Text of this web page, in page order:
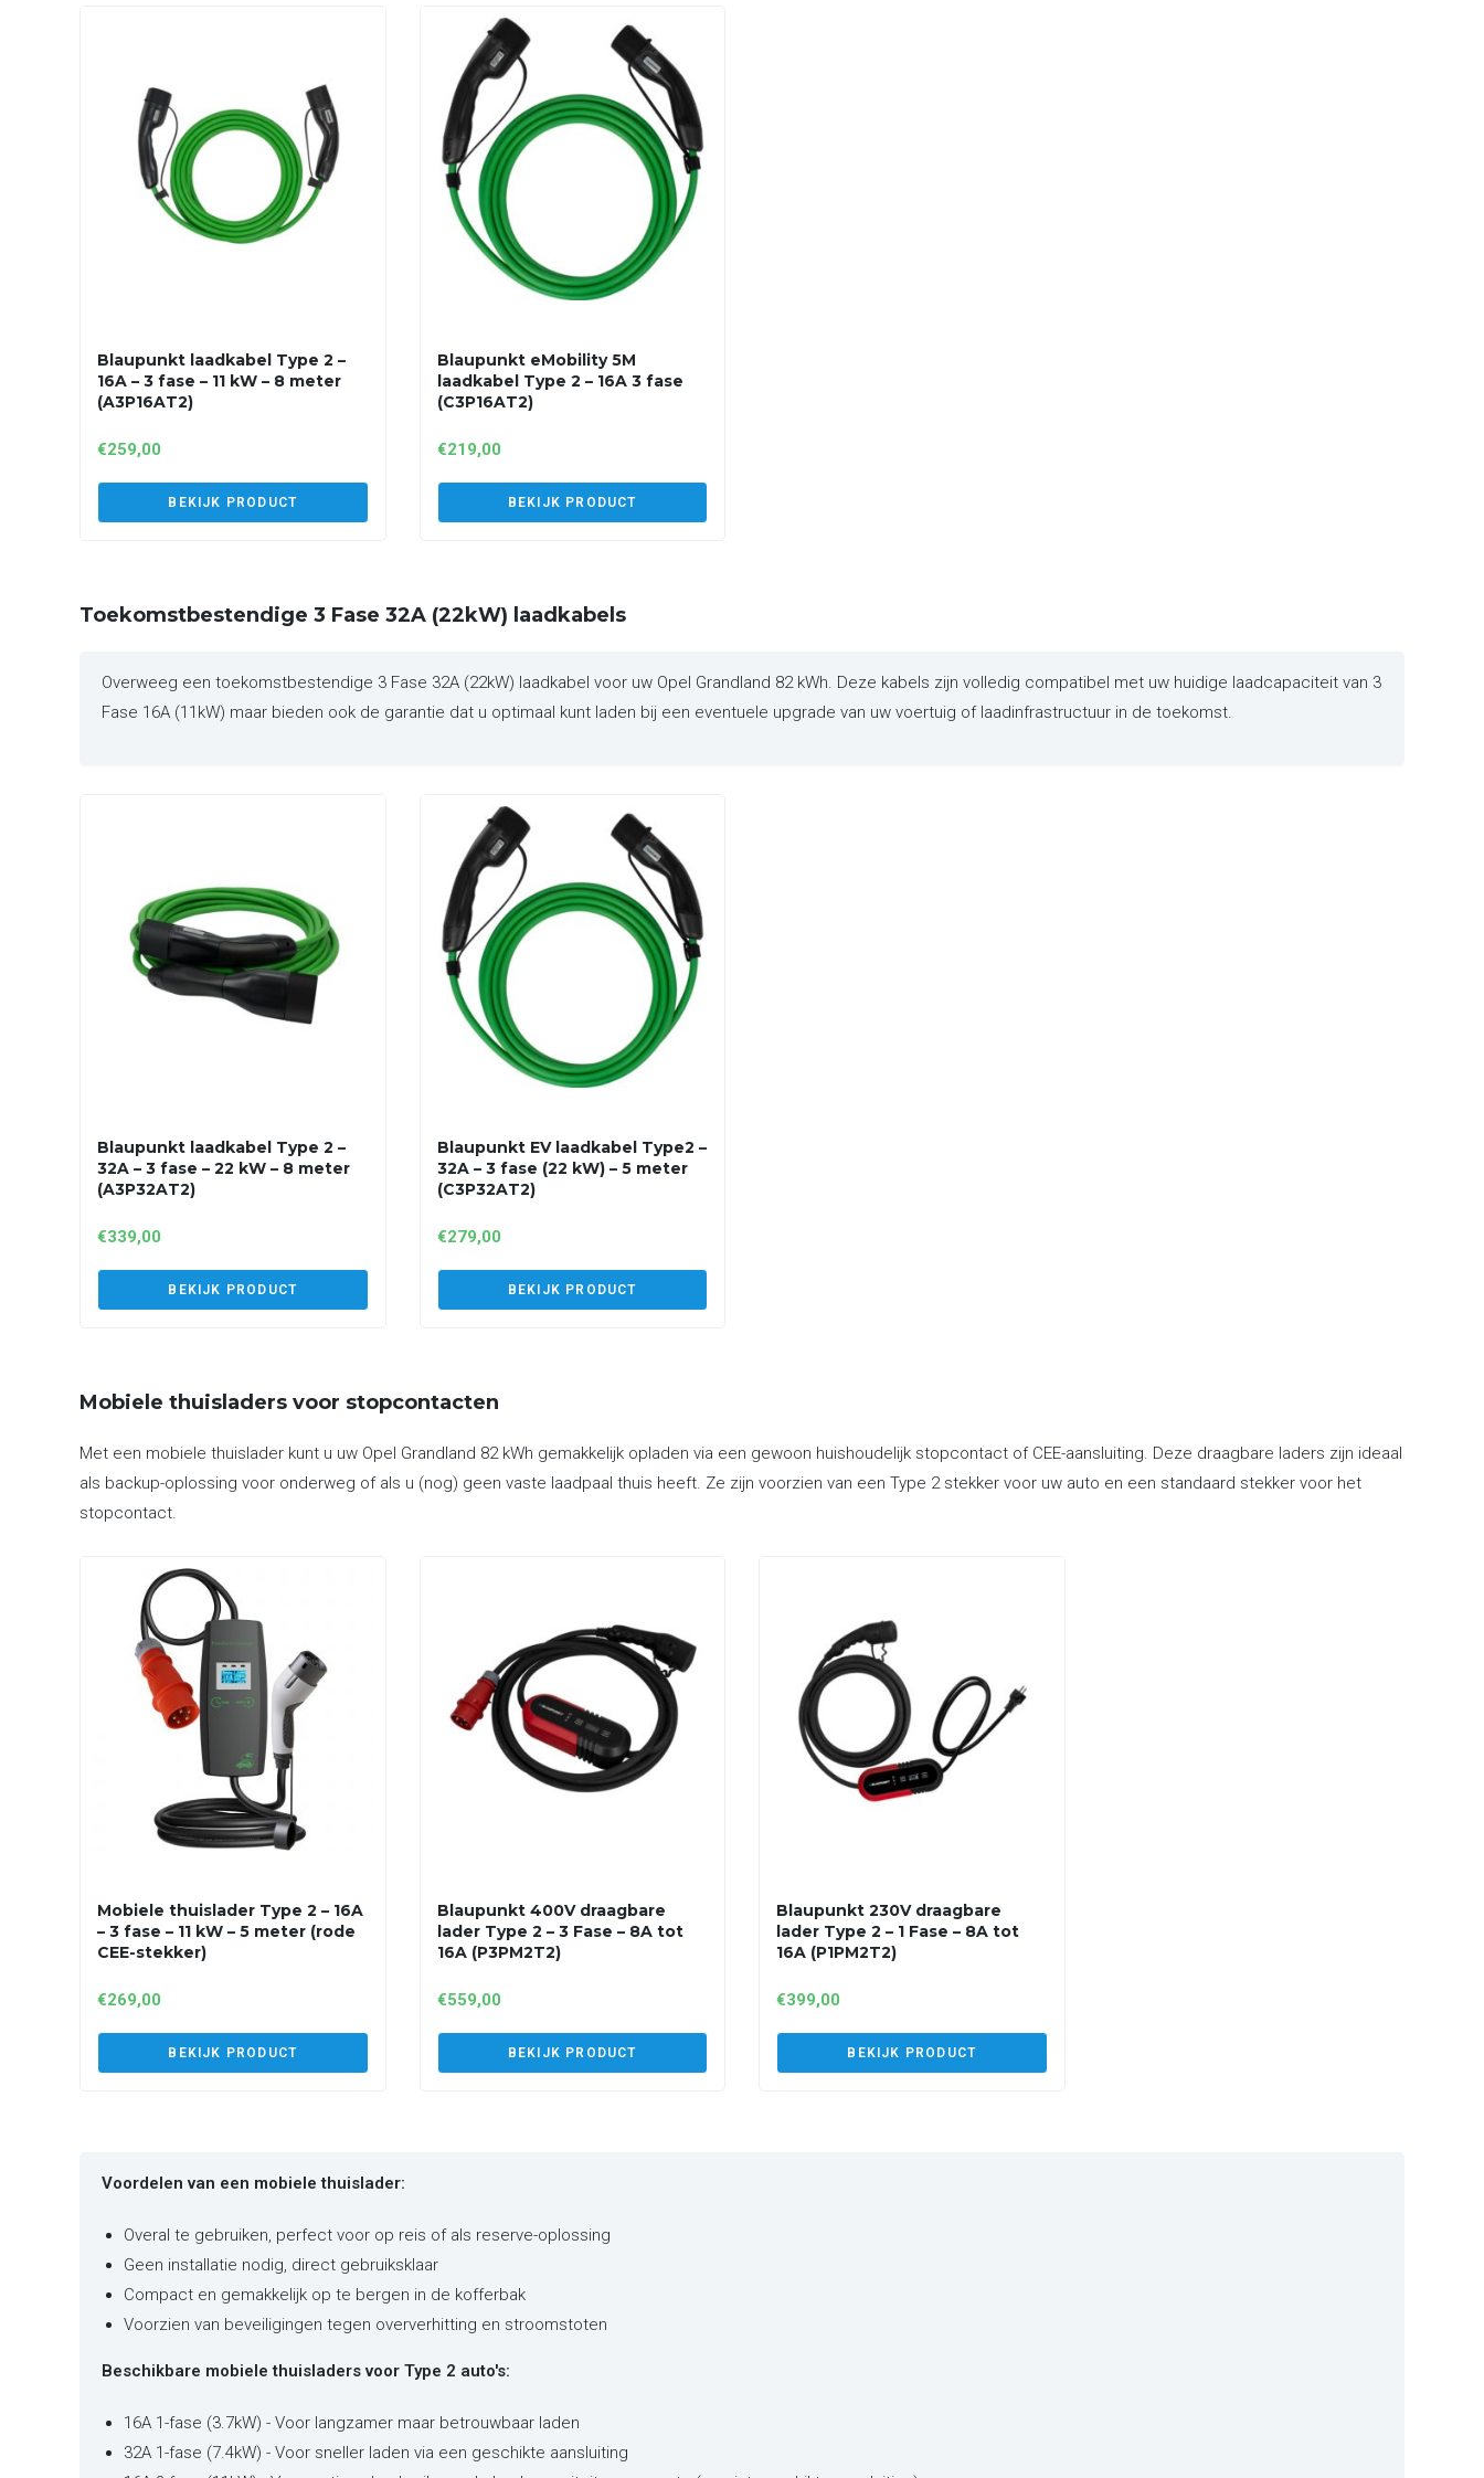
Blaupunkt laadkabel Type 2 –
16A – 3 fase – 11 kW – 8 meter
(A3P16AT2)
€259,00
BEKIJK PRODUCT
Blaupunkt eMobility 5M
laadkabel Type 2 – 16A 3 fase
(C3P16AT2)
€219,00
BEKIJK PRODUCT
Toekomstbestendige 3 Fase 32A (22kW) laadkabels
Overweeg een toekomstbestendige 3 Fase 32A (22kW) laadkabel voor uw Opel Grandland 82 kWh. Deze kabels zijn volledig compatibel met uw huidige laadcapaciteit van 3
Fase 16A (11kW) maar bieden ook de garantie dat u optimaal kunt laden bij een eventuele upgrade van uw voertuig of laadinfrastructuur in de toekomst.
Blaupunkt laadkabel Type 2 –
32A – 3 fase – 22 kW – 8 meter
(A3P32AT2)
€339,00
BEKIJK PRODUCT
Blaupunkt EV laadkabel Type2 –
32A – 3 fase (22 kW) – 5 meter
(C3P32AT2)
€279,00
BEKIJK PRODUCT
Mobiele thuisladers voor stopcontacten
Met een mobiele thuislader kunt u uw Opel Grandland 82 kWh gemakkelijk opladen via een gewoon huishoudelijk stopcontact of CEE-aansluiting. Deze draagbare laders zijn ideaal
als backup-oplossing voor onderweg of als u (nog) geen vaste laadpaal thuis heeft. Ze zijn voorzien van een Type 2 stekker voor uw auto en een standaard stekker voor het
stopcontact.
Mobiele thuislader Type 2 – 16A
– 3 fase – 11 kW – 5 meter (rode
CEE-stekker)
€269,00
BEKIJK PRODUCT
Blaupunkt 400V draagbare
lader Type 2 – 3 Fase – 8A tot
16A (P3PM2T2)
€559,00
BEKIJK PRODUCT
Blaupunkt 230V draagbare
lader Type 2 – 1 Fase – 8A tot
16A (P1PM2T2)
€399,00
BEKIJK PRODUCT
Voordelen van een mobiele thuislader:
Overal te gebruiken, perfect voor op reis of als reserve-oplossing
Geen installatie nodig, direct gebruiksklaar
Compact en gemakkelijk op te bergen in de kofferbak
Voorzien van beveiligingen tegen oververhitting en stroomstoten
Beschikbare mobiele thuisladers voor Type 2 auto's:
16A 1-fase (3.7kW) - Voor langzamer maar betrouwbaar laden
32A 1-fase (7.4kW) - Voor sneller laden via een geschikte aansluiting